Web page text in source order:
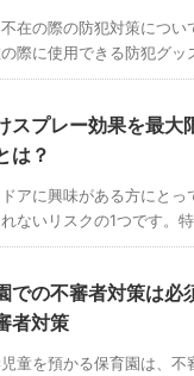
不在の際の防犯対策につ
際に使用できる防犯グッ
スプレー効果を最大
は？
アに興味がある方にとっ
ないリスクの1つです。
での不審者対策は必
者対策
童を預かる保育園は、不